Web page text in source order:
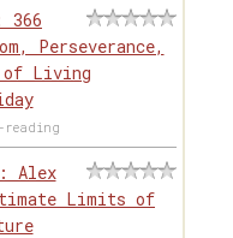
366
Perseverance,
of Living
Alex
Limits of